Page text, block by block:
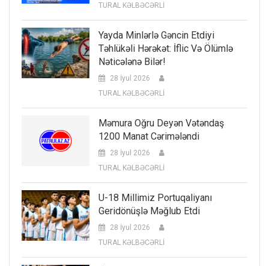
TURAL KƏLBƏCƏRLİ
Yayda Minlərlə Gəncin Etdiyi
Təhlükəli Hərəkət: İflic Və Ölümlə
Nəticələnə Bilər!
28 İyul 2026
TURAL KƏLBƏCƏRLİ
Məmura Oğru Deyən Vətəndaş
1200 Manat Cərimələndi
28 İyul 2026
TURAL KƏLBƏCƏRLİ
U-18 Millimiz Portuqaliyanı
Geridönüşlə Məğlub Etdi
28 İyul 2026
TURAL KƏLBƏCƏRLİ